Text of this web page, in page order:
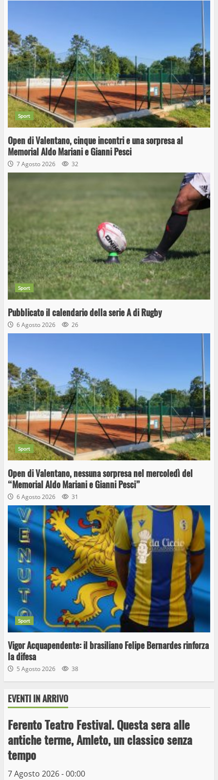
Sport
Open di Valentano, cinque incontri e una sorpresa al
Memorial Aldo Mariani e Gianni Pesci
7 Agosto 2026 32
Sport
Pubblicato il calendario della serie A di Rugby
6 Agosto 2026 26
Sport
Open di Valentano, nessuna sorpresa nel mercoledì del
“Memorial Aldo Mariani e Gianni Pesci”
6 Agosto 2026 31
Sport
Vigor Acquapendente: il brasiliano Felipe Bernardes rinforza
la difesa
5 Agosto 2026 38
EVENTI IN ARRIVO
Ferento Teatro Festival. Questa sera alle
antiche terme, Amleto, un classico senza
tempo
7 Agosto 2026 - 00:009 Maggio 2023